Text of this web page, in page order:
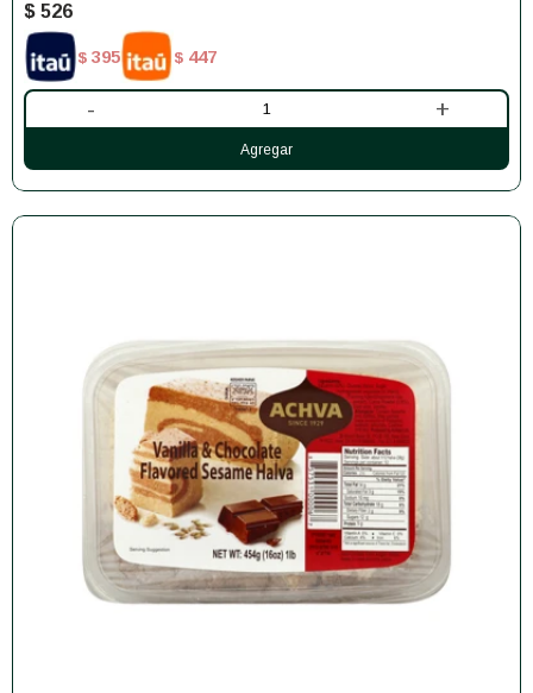
$ 526
$ 395 $ 447
- +